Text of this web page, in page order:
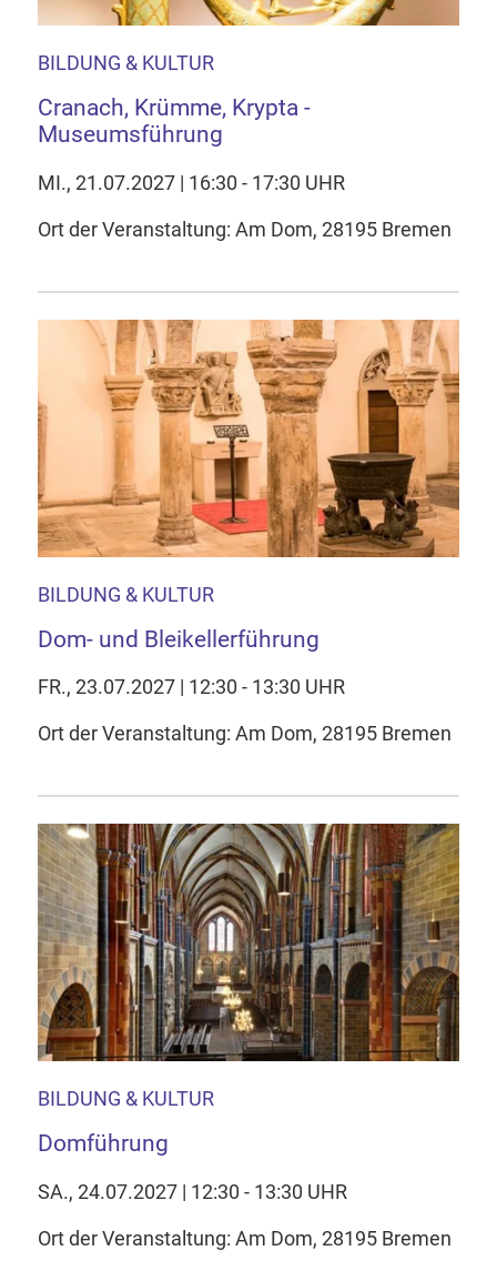
BILDUNG & KULTUR
Cranach, Krümme, Krypta -
Museumsführung
MI., 21.07.2027 | 16:30 - 17:30 UHR
Ort der Veranstaltung: Am Dom, 28195 Bremen
BILDUNG & KULTUR
Dom- und Bleikellerführung
FR., 23.07.2027 | 12:30 - 13:30 UHR
Ort der Veranstaltung: Am Dom, 28195 Bremen
BILDUNG & KULTUR
Domführung
SA., 24.07.2027 | 12:30 - 13:30 UHR
Ort der Veranstaltung: Am Dom, 28195 Bremen